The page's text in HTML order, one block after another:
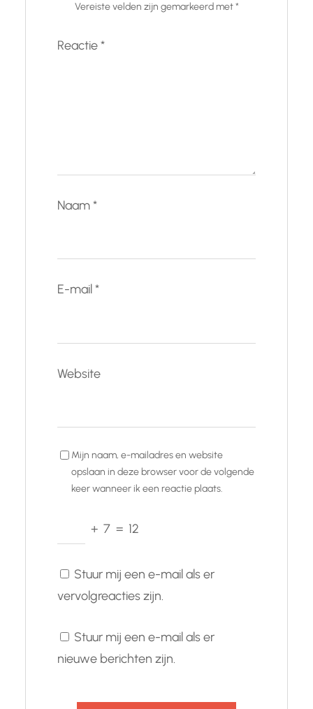
Vereiste velden zijn gemarkeerd met*
Reactie*
Naam*
E-mail*
Website
Mijn naam, e-mailadres en website
opslaan in deze browser voor de volgende
keer wanneer ik een reactie plaats.
+ 7 = 12
Stuur mij een e-mail als er
vervolgreacties zijn.
Stuur mij een e-mail als er
nieuwe berichten zijn.